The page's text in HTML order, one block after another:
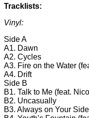
Tracklists:
Vinyl:
Side A
A1. Dawn
A2. Cycles
A3. Fire on the Water
A4. Drift
Side B
B1. Talk to Me (feat.
B2. Uncasually
B3. Always on Your